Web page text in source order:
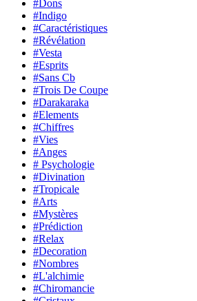
#Dons
#Indigo
#Caractéristiques
#Révélation
#Vesta
#Esprits
#Sans Cb
#Trois De Coupe
#Darakaraka
#Elements
#Chiffres
#Vies
#Anges
# Psychologie
#Divination
#Tropicale
#Arts
#Mystères
#Prédiction
#Relax
#Decoration
#Nombres
#L'alchimie
#Chiromancie